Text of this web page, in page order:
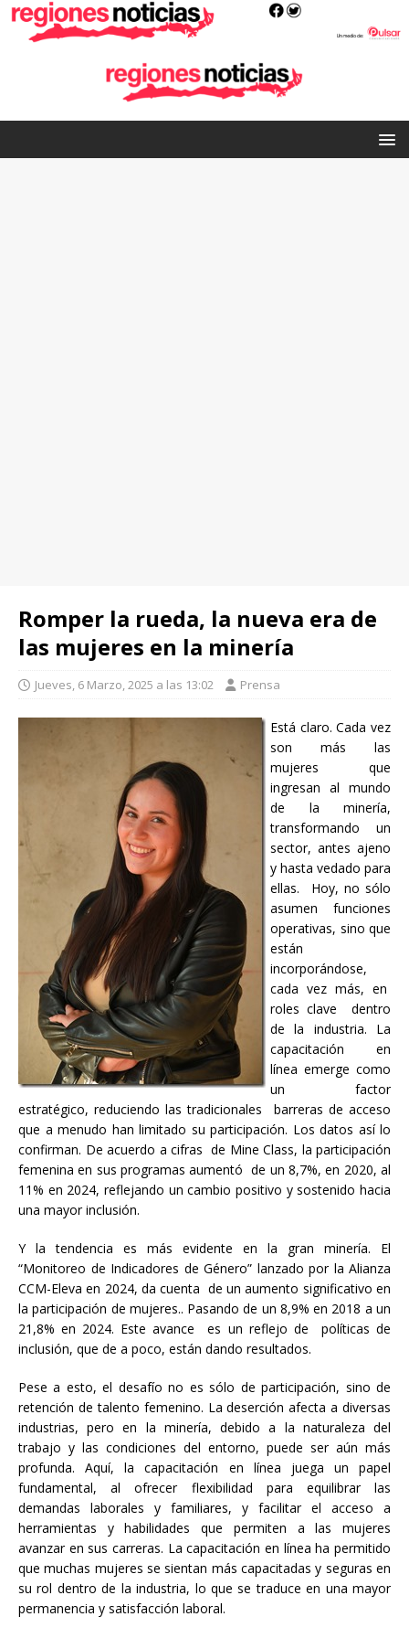
Romper la rueda, la nueva era de
las mujeres en la minería
Jueves, 6 Marzo, 2025 a las 13:02 Prensa
Está claro. Cada vez
son más las
mujeres que
ingresan al mundo
de la minería,
transformando un
sector, antes ajeno
y hasta vedado para
ellas. Hoy, no sólo
asumen funciones
operativas, sino que
están
incorporándose,
cada vez más, en
roles clave dentro
de la industria. La
capacitación en
línea emerge como
un factor
estratégico, reduciendo las tradicionales barreras de acceso
que a menudo han limitado su participación. Los datos así lo
confirman. De acuerdo a cifras de Mine Class, la participación
femenina en sus programas aumentó de un 8,7%, en 2020, al
11% en 2024, reflejando un cambio positivo y sostenido hacia
una mayor inclusión.
Y la tendencia es más evidente en la gran minería. El
“Monitoreo de Indicadores de Género” lanzado por la Alianza
CCM-Eleva en 2024, da cuenta de un aumento significativo en
la participación de mujeres.. Pasando de un 8,9% en 2018 a un
21,8% en 2024. Este avance es un reflejo de políticas de
inclusión, que de a poco, están dando resultados.
Pese a esto, el desafío no es sólo de participación, sino de
retención de talento femenino. La deserción afecta a diversas
industrias, pero en la minería, debido a la naturaleza del
trabajo y las condiciones del entorno, puede ser aún más
profunda. Aquí, la capacitación en línea juega un papel
fundamental, al ofrecer flexibilidad para equilibrar las
demandas laborales y familiares, y facilitar el acceso a
herramientas y habilidades que permiten a las mujeres
avanzar en sus carreras. La capacitación en línea ha permitido
que muchas mujeres se sientan más capacitadas y seguras en
su rol dentro de la industria, lo que se traduce en una mayor
permanencia y satisfacción laboral.